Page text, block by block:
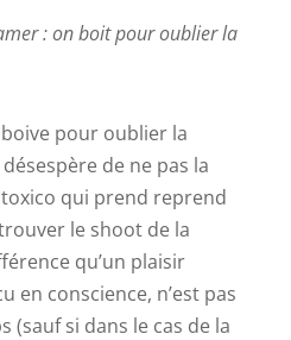
: on boit pour oublier la
boive pour oublier la
de ne pas la
qui prend reprend
le shoot de la
qu’un plaisir
en conscience, n’est pas
(sauf si dans le cas de la